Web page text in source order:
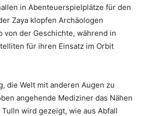
in Abenteuerspielplätze für den
Zaya klopfen Archäologen
von der Geschichte, während in
für ihren Einsatz im Orbit
die Welt mit anderen Augen zu
angehende Mediziner das Nähen
wird gezeigt, wie aus Abfall